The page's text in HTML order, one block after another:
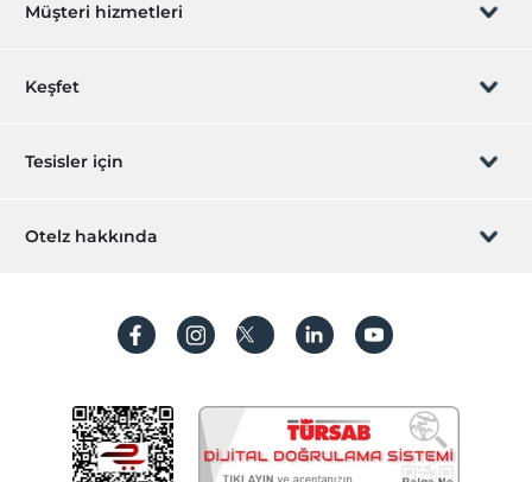
Müşteri hizmetleri
Rezervasyon yönet
Sıkça sorulan sorular
İşlem rehberi
Keşfet
Hediye Kart
Hesap oluştur
Tesisler için
Hemen tesisinizi ekleyin
Otelz hakkında
Koşullar ve şartlar